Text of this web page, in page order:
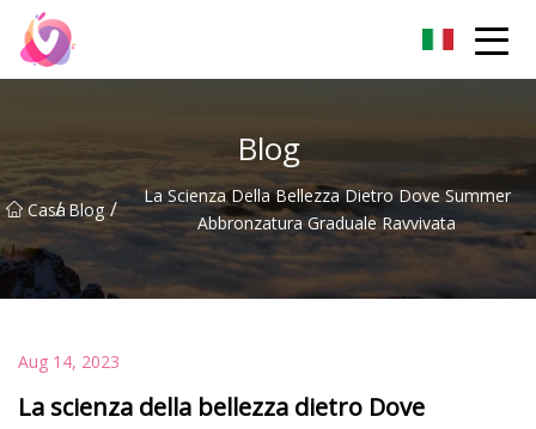
Blog
Casa
/ Blog /
La Scienza Della Bellezza Dietro Dove Summer
Abbronzatura Graduale Ravvivata
Aug 14, 2023
La scienza della bellezza dietro Dove